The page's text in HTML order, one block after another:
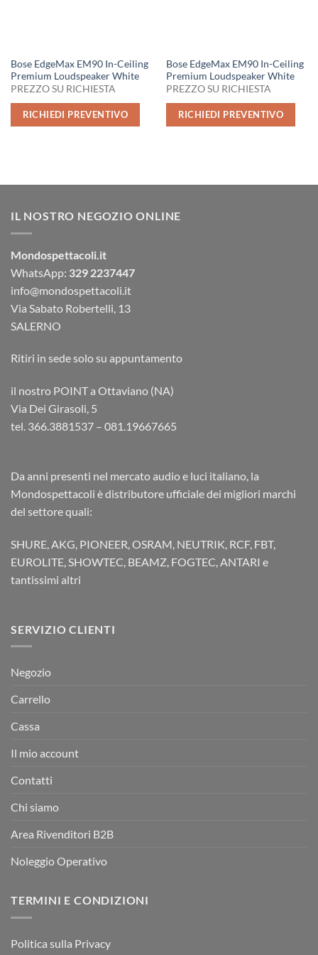
Bose EdgeMax EM90 In-Ceiling
Premium Loudspeaker White
PREZZO SU RICHIESTA
RICHIEDI PREVENTIVO
Bose EdgeMax EM90 In-Ceiling
Premium Loudspeaker White
PREZZO SU RICHIESTA
RICHIEDI PREVENTIVO
IL NOSTRO NEGOZIO ONLINE
Mondospettacoli.it
WhatsApp: 329 2237447
info@mondospettacoli.it
Via Sabato Robertelli, 13
SALERNO
Ritiri in sede solo su appuntamento
il nostro POINT a Ottaviano (NA)
Via Dei Girasoli, 5
tel. 366.3881537 – 081.19667665
Da anni presenti nel mercato audio e luci italiano, la
Mondospettacoli è distributore ufficiale dei migliori marchi
del settore quali:
SHURE, AKG, PIONEER, OSRAM, NEUTRIK, RCF, FBT,
EUROLITE, SHOWTEC, BEAMZ, FOGTEC, ANTARI e
tantissimi altri
SERVIZIO CLIENTI
Negozio
Carrello
Cassa
Il mio account
Contatti
Chi siamo
Area Rivenditori B2B
Noleggio Operativo
TERMINI E CONDIZIONI
Politica sulla Privacy